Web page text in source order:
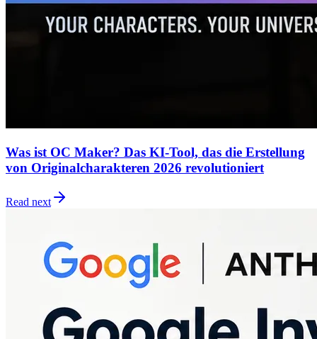
Was ist OC Maker? Das KI-Tool, das die Erstellung
von Originalcharakteren 2026 revolutioniert
Read next